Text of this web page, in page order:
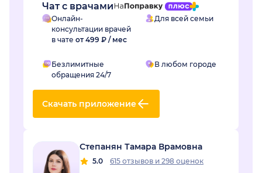
Чат с врачами
Онлайн-
консультации врачей
в чате от 499 ₽ / мес
Для всей семьи
Безлимитные
обращения 24/7
В любом городе
Скачать приложение
Степанян Тамара Врамовна
5.0 615 отзывов и 298 оценок